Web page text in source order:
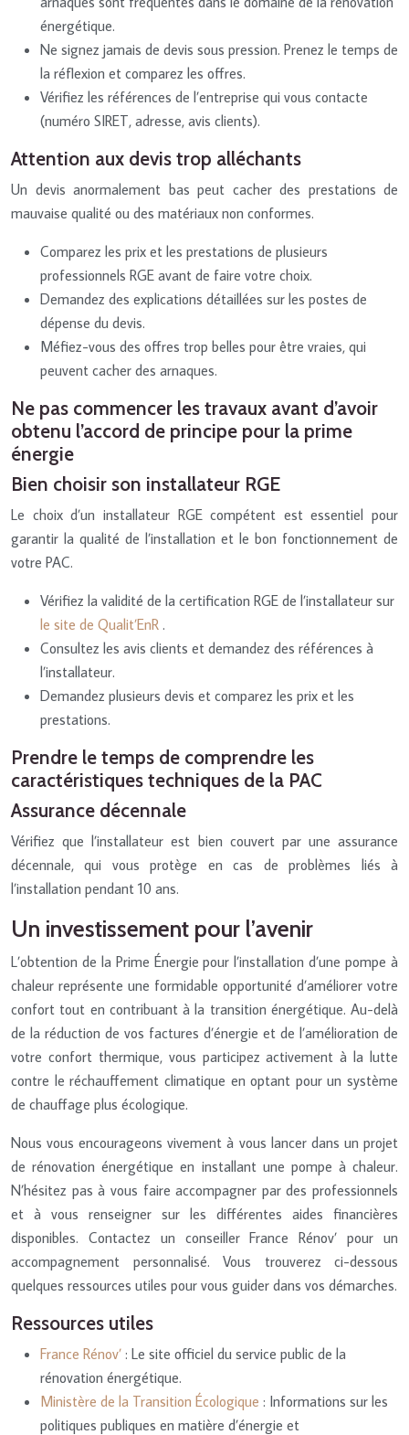
énergétique.
Ne signez jamais de devis sous pression. Prenez le temps de
la réflexion et comparez les offres.
Vérifiez les références de l’entreprise qui vous contacte
(numéro SIRET, adresse, avis clients).
Attention aux devis trop alléchants
Un devis anormalement bas peut cacher des prestations de
mauvaise qualité ou des matériaux non conformes.
Comparez les prix et les prestations de plusieurs
professionnels RGE avant de faire votre choix.
Demandez des explications détaillées sur les postes de
dépense du devis.
Méfiez-vous des offres trop belles pour être vraies, qui
peuvent cacher des arnaques.
Ne pas commencer les travaux avant d’avoir
obtenu l’accord de principe pour la prime
énergie
Bien choisir son installateur RGE
Le choix d’un installateur RGE compétent est essentiel pour
garantir la qualité de l’installation et le bon fonctionnement de
votre PAC.
Vérifiez la validité de la certification RGE de l’installateur sur
le site de Qualit’EnR .
Consultez les avis clients et demandez des références à
l’installateur.
Demandez plusieurs devis et comparez les prix et les
prestations.
Prendre le temps de comprendre les
caractéristiques techniques de la PAC
Assurance décennale
Vérifiez que l’installateur est bien couvert par une assurance
décennale, qui vous protège en cas de problèmes liés à
l’installation pendant 10 ans.
Un investissement pour l’avenir
L’obtention de la Prime Énergie pour l’installation d’une pompe à
chaleur représente une formidable opportunité d’améliorer votre
confort tout en contribuant à la transition énergétique. Au-delà
de la réduction de vos factures d’énergie et de l’amélioration de
votre confort thermique, vous participez activement à la lutte
contre le réchauffement climatique en optant pour un système
de chauffage plus écologique.
Nous vous encourageons vivement à vous lancer dans un projet
de rénovation énergétique en installant une pompe à chaleur.
N’hésitez pas à vous faire accompagner par des professionnels
et à vous renseigner sur les différentes aides financières
disponibles. Contactez un conseiller France Rénov’ pour un
accompagnement personnalisé. Vous trouverez ci-dessous
quelques ressources utiles pour vous guider dans vos démarches.
Ressources utiles
France Rénov’ : Le site officiel du service public de la
rénovation énergétique.
Ministère de la Transition Écologique : Informations sur les
politiques publiques en matière d’énergie et